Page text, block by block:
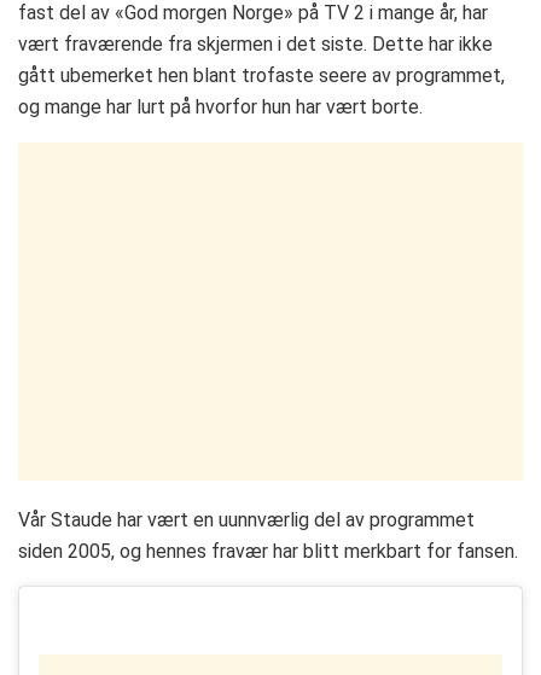
fast del av «God morgen Norge» på TV 2 i mange år, har
vært fraværende fra skjermen i det siste. Dette har ikke
gått ubemerket hen blant trofaste seere av programmet,
og mange har lurt på hvorfor hun har vært borte.
Vår Staude har vært en uunnværlig del av programmet
siden 2005, og hennes fravær har blitt merkbart for fansen.